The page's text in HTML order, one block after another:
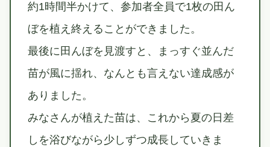
約1時間半かけて、参加者全員で1枚の田ん
ぼを植え終えることができました。
最後に田んぼを見渡すと、まっすぐ並んだ
苗が風に揺れ、なんとも言えない達成感が
ありました。
みなさんが植えた苗は、これから夏の日差
しを浴びながら少しずつ成長していきま